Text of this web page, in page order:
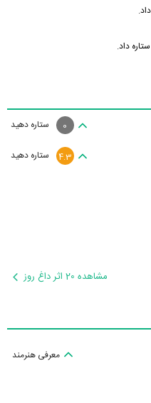
ستاره دهید 0
ستاره دهید 4.3
مشاهده 20 اثر داغ روز
معرفی هنرمند